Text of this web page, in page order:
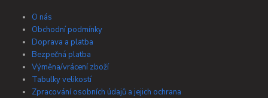
O nás
Obchodní podmínky
Doprava a platba
Bezpečná platba
Výměna/vrácení zboží
Tabulky velikostí
Zpracování osobních údajů a jejich ochrana